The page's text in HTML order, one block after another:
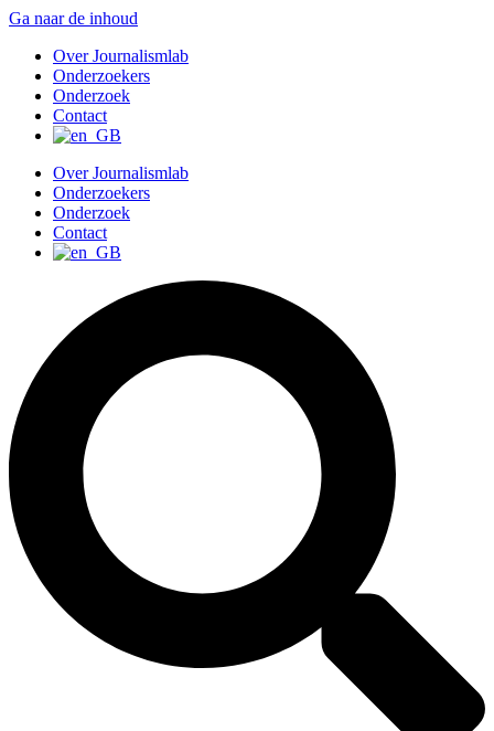
Ga naar de inhoud
Over Journalismlab
Onderzoekers
Onderzoek
Contact
Over Journalismlab
Onderzoekers
Onderzoek
Contact